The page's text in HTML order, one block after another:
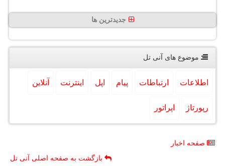
جدیدترین ها
موضوع های آنی تل
اطلاعات ارتباطات پیام اپل اینترنت آنلاین
رپورتاژ اپراتور
صفحه اخبار
بازگشت به صفحه اصلی آنی تل